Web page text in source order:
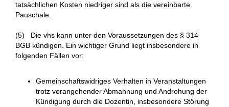
tatsächlichen Kosten niedriger sind als die vereinbarte
Pauschale.
(5) Die vhs kann unter den Voraussetzungen des § 314
BGB kündigen. Ein wichtiger Grund liegt insbesondere in
folgenden Fällen vor:
Gemeinschaftswidriges Verhalten in Veranstaltungen
trotz vorangehender Abmahnung und Androhung der
Kündigung durch die Dozentin, insbesondere Störung